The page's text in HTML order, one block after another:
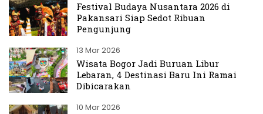
Festival Budaya Nusantara 2026 di
Pakansari Siap Sedot Ribuan
Pengunjung
13 Mar 2026
Wisata Bogor Jadi Buruan Libur
Lebaran, 4 Destinasi Baru Ini Ramai
Dibicarakan
10 Mar 2026